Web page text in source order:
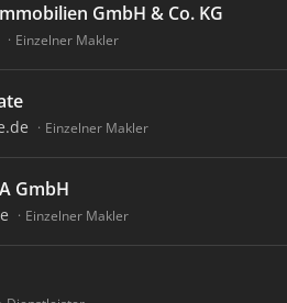
GmbH & Co. KG
Einzelner Makler
Einzelner Makler
GmbH
Einzelner Makler